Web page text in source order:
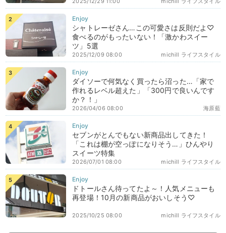
シャトレーゼさん…この可愛さは反則だよ♡
食べるのがもったいない！「激かわスイー
ツ」5選
michill ライフスタイル
2025/12/09 08:00
ダイソーで何気なく買ったら沼った…「家で
作れるレベル超えた」「300円で良いんです
か？！」
海原藍
2026/04/06 08:00
セブンがとんでもない新商品出してきた！
「これは棚が空っぽになりそう…」ひんやり
スイーツ特集
michill ライフスタイル
2026/07/01 08:00
ドトールさん待ってたよ～！人気メニューも
再登場！10月の新商品がおいしそう♡
michill ライフスタイル
2025/10/25 08:00